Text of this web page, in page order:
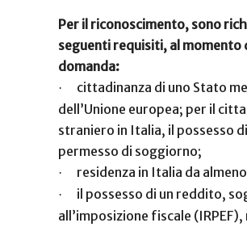
Per il riconoscimento, sono
seguenti requisiti, al momento
domanda:
·
cittadinanza di uno Stato
dell’Unione europea; per il
straniero in Italia, il possesso
permesso di soggiorno;
· residenza in Italia da
·
il possesso di un reddito,
all’imposizione fiscale (IRPEF),